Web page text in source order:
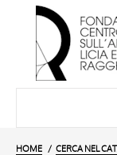
HOME CERCA NEL